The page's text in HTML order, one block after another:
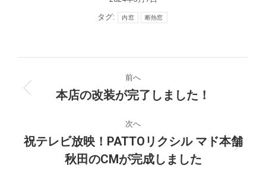
タグ: 内窓 断熱窓
稿
ビ
前へ
前
投
稿:
本店の改装が完了しました！
次へ
の
祝テレビ放映！PATTOリクシル マド本舗
秋田のCMが完成しました